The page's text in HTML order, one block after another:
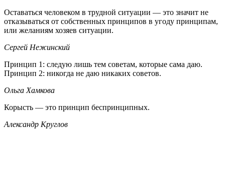
Оставаться человеком в трудной ситуации — это значит не
отказываться от собственных принципов в угоду принципам,
или желаниям хозяев ситуации.
Сергей Нежинский
Принцип 1: следую лишь тем советам, которые сама даю.
Принцип 2: никогда не даю никаких советов.
Ольга Хамкова
Корысть — это принцип беспринципных.
Александр Круглов